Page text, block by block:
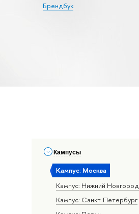
Брендбук
Кампусы
Кампус: Москва
Кампус: Нижний Новгород
Кампус: Санкт-Петербург